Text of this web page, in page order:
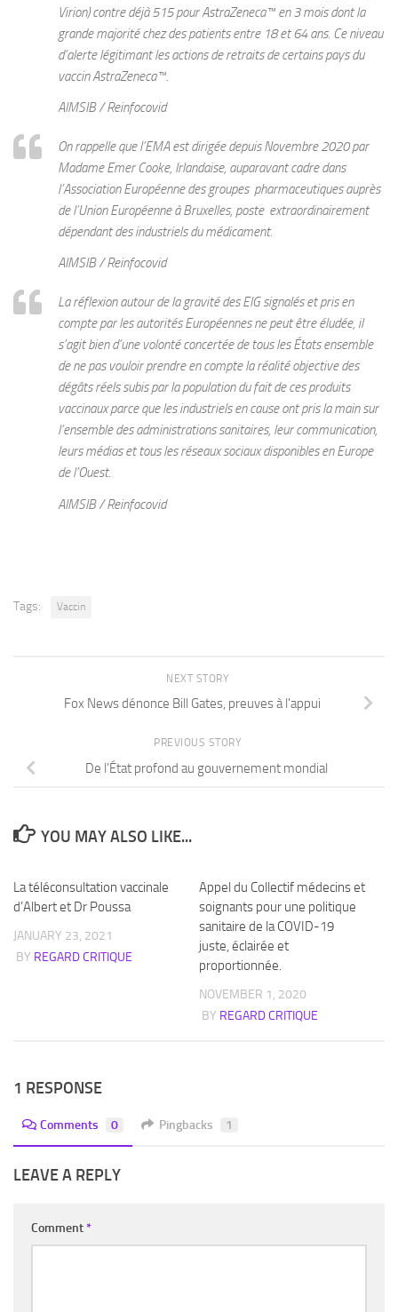
Virion) contre déjà 515 pour AstraZeneca™ en 3 mois dont la
grande majorité chez des patients entre 18 et 64 ans. Ce niveau
d’alerte légitimant les actions de retraits de certains pays du
vaccin AstraZeneca™.
AIMSIB / Reinfocovid
On rappelle que l’EMA est dirigée depuis Novembre 2020 par
Madame Emer Cooke, Irlandaise, auparavant cadre dans
l’Association Européenne des groupes pharmaceutiques auprès
de l’Union Européenne à Bruxelles, poste extraordinairement
dépendant des industriels du médicament.
AIMSIB / Reinfocovid
La réflexion autour de la gravité des EIG signalés et pris en
compte par les autorités Européennes ne peut être éludée, il
s’agit bien d’une volonté concertée de tous les États ensemble
de ne pas vouloir prendre en compte la réalité objective des
dégâts réels subis par la population du fait de ces produits
vaccinaux parce que les industriels en cause ont pris la main sur
l’ensemble des administrations sanitaires, leur communication,
leurs médias et tous les réseaux sociaux disponibles en Europe
de l’Ouest.
AIMSIB / Reinfocovid
Tags: Vaccin
NEXT STORY
Fox News dénonce Bill Gates, preuves à l'appui
PREVIOUS STORY
De l’État profond au gouvernement mondial
YOU MAY ALSO LIKE...
La téléconsultation vaccinale
d’Albert et Dr Poussa
JANUARY 23, 2021
BY REGARD CRITIQUE
Appel du Collectif médecins et
soignants pour une politique
sanitaire de la COVID-19
juste, éclairée et
proportionnée.
NOVEMBER 1, 2020
BY REGARD CRITIQUE
1 RESPONSE
Comments 0 Pingbacks 1
LEAVE A REPLY
Comment*